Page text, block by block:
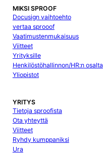
MIKSI SPROOF
Docusign vaihtoehto
vertaa sprooof
Vaatimustenmukaisuus
Viitteet
Yrityksille
Henkilöstöhallinnon/HR:n osalta
Yliopistot
YRITYS
Tietoja sproofista
Ota yhteyttä
Viitteet
Ryhdy kumppaniksi
Ura